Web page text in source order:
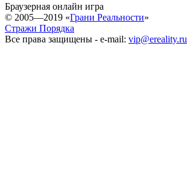
Браузерная онлайн игра
© 2005—2019 «Грани Реальности»
Стражи Порядка
Все права защищены - e-mail: vip@ereality.ru